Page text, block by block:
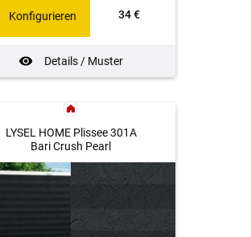
34 €
Details / Muster
Konfigurieren
LYSEL HOME Plissee 301A
Bari Crush Pearl